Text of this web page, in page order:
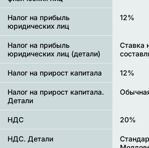
Налог на прибыль
юридических лиц
12%
Налог на прибыль
юридических лиц (детали)
Ставка
Налог на прирост капитала 12%
Налог на прирост капитала.
Детали
НДС 20%
НДС. Детали